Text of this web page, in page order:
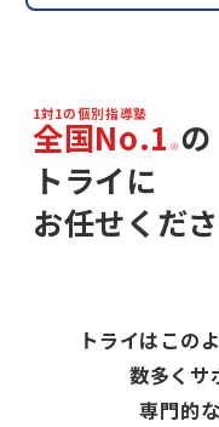
1対1の個別指導塾
全国No.1 ※ の
トライに
お任せくだ
トライはこの
数多くサ
専門的